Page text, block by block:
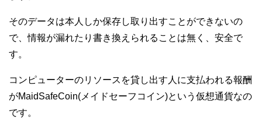
そのデータは本人しか保存し取り出すことができないの
で、情報が漏れたり書き換えられることは無く、安全で
す。
コンピューターのリソースを貸し出す人に支払われる報酬
がMaidSafeCoin(メイドセーフコイン)という仮想通貨なの
です。